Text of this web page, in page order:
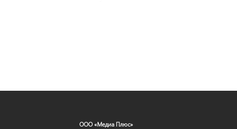
ООО «Медиа Плюс»